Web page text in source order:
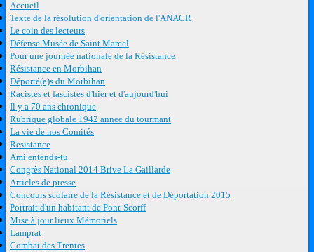
Accueil
Texte de la résolution d'orientation de l'ANACR
Le coin des lecteurs
Défense Musée de Saint Marcel
Pour une journée nationale de la Résistance
Résistance en Morbihan
Déporté(e)s du Morbihan
Racistes et fascistes d'hier et d'aujourd'hui
Il y a 70 ans chronique
Rubrique globale 1942 annee du tourmant
La vie de nos Comités
Resistance
Ami entends-tu
Congrès National 2014 Brive La Gaillarde
Articles de presse
Concours scolaire de la Résistance et de Déportation 2015
Portrait d'un habitant de Pont-Scorff
Mise à jour lieux Mémoriels
Lamprat
Combat des Trentes